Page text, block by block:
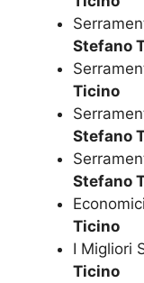
Stefano
Ticino
Stefano
Stefano
Ticino
I Migliori
Ticino